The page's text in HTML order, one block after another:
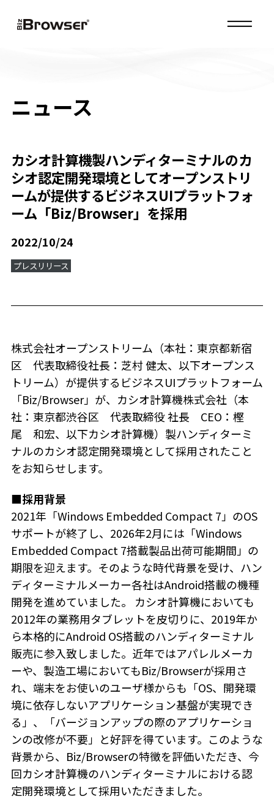
MENU
ニュース
カシオ計算機製ハンディターミナルのカ
シオ認定開発環境としてオープンストリ
ームが提供するビジネスUIプラットフォ
ーム「Biz/Browser」を採用
2022/10/24
プレスリリース
株式会社オープンストリーム（本社：東京都新宿
区 代表取締役社長：芝村 健太、以下オープンス
トリーム）が提供するビジネスUIプラットフォーム
「Biz/Browser」が、カシオ計算機株式会社（本
社：東京都渋谷区 代表取締役 社長 CEO：樫
尾 和宏、以下カシオ計算機）製ハンディターミ
ナルのカシオ認定開発環境として採用されたこと
をお知らせします。
■採用背景
2021年「Windows Embedded Compact 7」のOS
サポートが終了し、2026年2月には「Windows
Embedded Compact 7搭載製品出荷可能期間」の
期限を迎えます。そのような時代背景を受け、ハン
ディターミナルメーカー各社はAndroid搭載の機種
開発を進めていました。 カシオ計算機においても
2012年の業務用タブレットを皮切りに、2019年か
ら本格的にAndroid OS搭載のハンディターミナル
販売に参入致しました。近年ではアパレルメーカ
ーや、製造工場においてもBiz/Browserが採用さ
れ、端末をお使いのユーザ様からも「OS、開発環
境に依存しないアプリケーション基盤が実現でき
る」、「バージョンアップの際のアプリケーショ
ンの改修が不要」と好評を得ています。このような
背景から、Biz/Browserの特徴を評価いただき、今
回カシオ計算機のハンディターミナルにおける認
定開発環境として採用いただきました。